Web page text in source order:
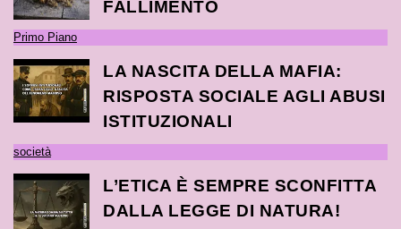
FALLIMENTO
Primo Piano
LA NASCITA DELLA MAFIA:
RISPOSTA SOCIALE AGLI ABUSI
ISTITUZIONALI
società
L’ETICA È SEMPRE SCONFITTA
DALLA LEGGE DI NATURA!